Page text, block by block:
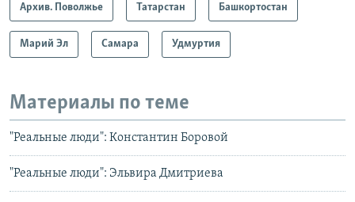
Архив. Поволжье Татарстан Башкортостан
Марий Эл Самара Удмуртия
Материалы по теме
"Реальные люди": Константин Боровой
"Реальные люди": Эльвира Дмитриева